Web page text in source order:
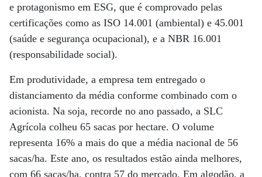
e protagonismo em ESG, que é comprovado pelas
certificações como as ISO 14.001 (ambiental) e 45.001
(saúde e segurança ocupacional), e a NBR 16.001
(responsabilidade social).
Em produtividade, a empresa tem entregado o
distanciamento da média conforme combinado com o
acionista. Na soja, recorde no ano passado, a SLC
Agrícola colheu 65 sacas por hectare. O volume
representa 16% a mais do que a média nacional de 56
sacas/ha. Este ano, os resultados estão ainda melhores,
com 66 sacas/ha, contra 57 do mercado. Em algodão, a